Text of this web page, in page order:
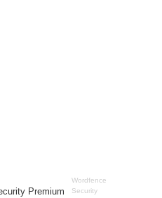
Wordfence
Security